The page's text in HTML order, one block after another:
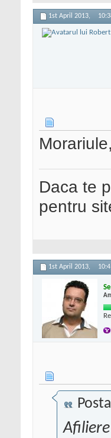
1st April 2013,
Daca te
pentru
1st April 2013,